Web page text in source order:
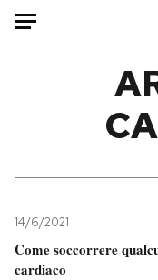
Mondo
Tecnologia
Internet
14/6/2021
Come soccorrere
cardiaco